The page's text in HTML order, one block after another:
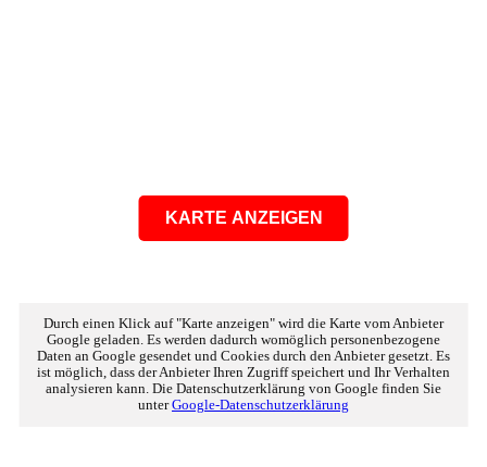
KARTE ANZEIGEN
Durch einen Klick auf "Karte anzeigen" wird die Karte vom Anbieter
Google geladen. Es werden dadurch womöglich personenbezogene
Daten an Google gesendet und Cookies durch den Anbieter gesetzt. Es
ist möglich, dass der Anbieter Ihren Zugriff speichert und Ihr Verhalten
analysieren kann. Die Datenschutzerklärung von Google finden Sie
unterGoogle-Datenschutzerklärung